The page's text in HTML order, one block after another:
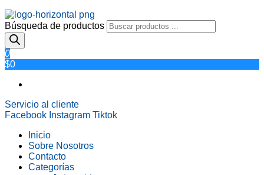
Búsqueda de productos
0
$0
Servicio al cliente
Facebook Instagram Tiktok
Inicio
Sobre Nosotros
Contacto
Categorías